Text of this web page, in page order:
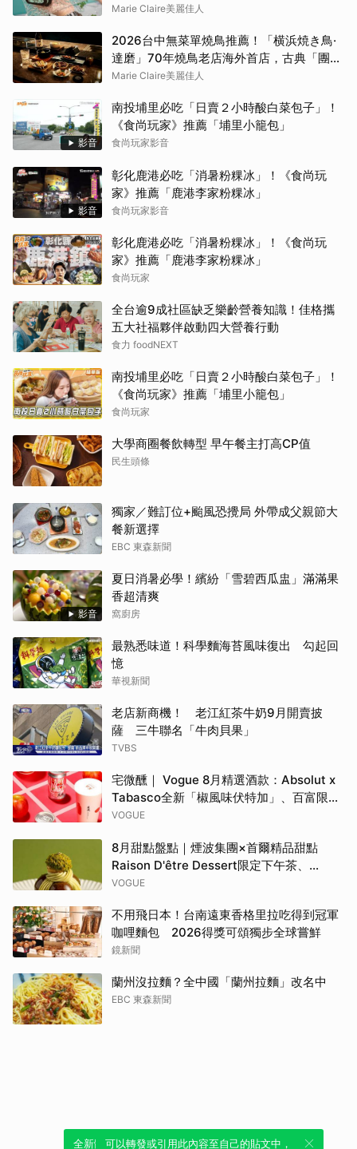
Marie Claire美麗佳人
2026台中無菜單燒鳥推薦！「横浜焼き鳥·
達磨」70年燒鳥老店海外首店，古典「團扇
控火」技法成就銷魂美味
Marie Claire美麗佳人
影音
南投埔里必吃「日賣２小時酸白菜包子」！
《食尚玩家》推薦「埔里小籠包」
食尚玩家影音
影音
彰化鹿港必吃「消暑粉粿冰」！《食尚玩
家》推薦「鹿港李家粉粿冰」
食尚玩家影音
彰化鹿港必吃「消暑粉粿冰」！《食尚玩
家》推薦「鹿港李家粉粿冰」
食尚玩家
全台逾9成社區缺乏樂齡營養知識！佳格攜
五大社福夥伴啟動四大營養行動
食力 foodNEXT
南投埔里必吃「日賣２小時酸白菜包子」！
《食尚玩家》推薦「埔里小籠包」
食尚玩家
大學商圈餐飲轉型 早午餐主打高CP值
民生頭條
獨家／難訂位+颱風恐攪局 外帶成父親節大
餐新選擇
EBC 東森新聞
影音
夏日消暑必學！繽紛「雪碧西瓜盅」滿滿果
香超清爽
窩廚房
最熟悉味道！科學麵海苔風味復出 勾起回
憶
華視新聞
老店新商機！ 老江紅茶牛奶9月開賣披
薩 三牛聯名「牛肉貝果」
TVBS
宅微醺｜ Vogue 8月精選酒款：Absolut x
Tabasco全新「椒風味伏特加」、百富限定
「花時心藝限量禮盒」、WAT x 萬波「紅蘋
VOGUE
8月甜點盤點｜煙波集團×首爾精品甜點
Raison D'être Dessert限定下午茶、
Gelato pique cafe辻利茶舗聯名可麗餅、
VOGUE
不用飛日本！台南遠東香格里拉吃得到冠軍
咖哩麵包 2026得獎可頌獨步全球嘗鮮
鏡新聞
蘭州沒拉麵？全中國「蘭州拉麵」改名中
EBC 東森新聞
全新體驗！一鍵引用此內容，透過發布貼
可以轉發或引用此內容至自己的貼文中，